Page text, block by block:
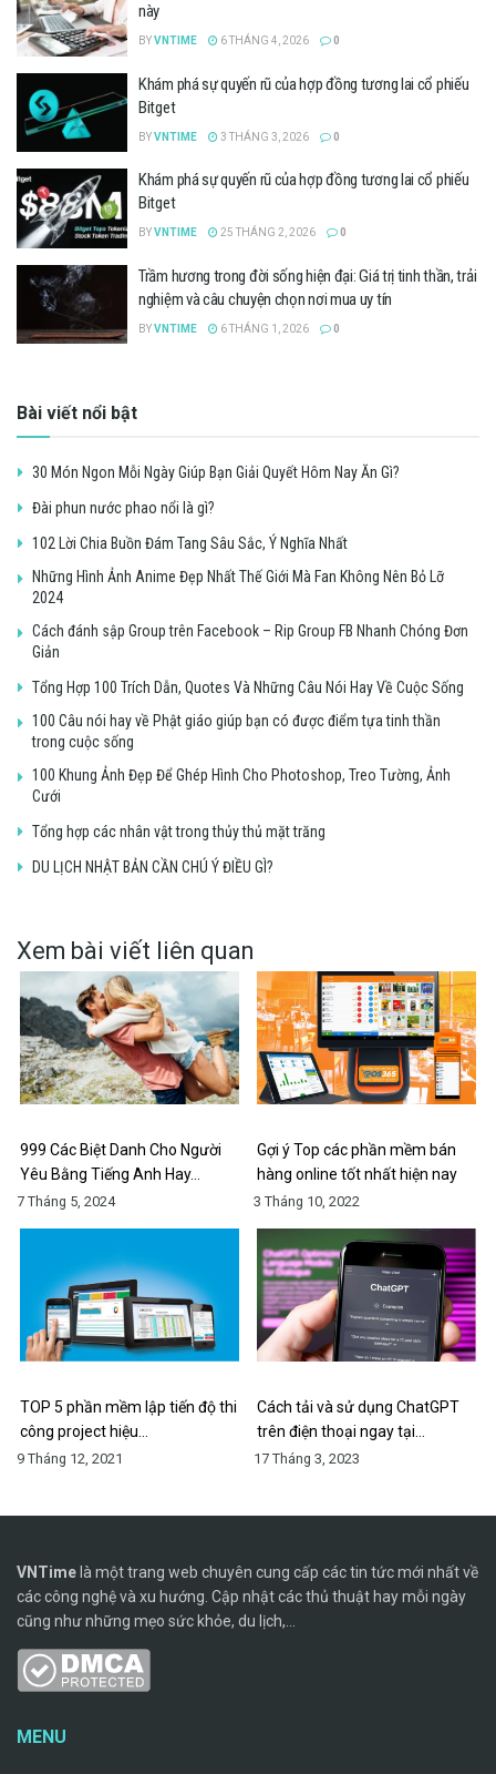
này
BYVNTIME 6 THÁNG 4, 2026 0
Khám phá sự quyến rũ của hợp đồng tương lai cổ phiếu
Bitget
BYVNTIME 3 THÁNG 3, 2026 0
Khám phá sự quyến rũ của hợp đồng tương lai cổ phiếu
Bitget
BYVNTIME 25 THÁNG 2, 2026 0
Trầm hương trong đời sống hiện đại: Giá trị tinh thần, trải
nghiệm và câu chuyện chọn nơi mua uy tín
BYVNTIME 6 THÁNG 1, 2026 0
Bài viết nổi bật
30 Món Ngon Mỗi Ngày Giúp Bạn Giải Quyết Hôm Nay Ăn Gì?
Đài phun nước phao nổi là gì?
102 Lời Chia Buồn Đám Tang Sâu Sắc, Ý Nghĩa Nhất
Những Hình Ảnh Anime Đẹp Nhất Thế Giới Mà Fan Không Nên Bỏ Lỡ
2024
Cách đánh sập Group trên Facebook – Rip Group FB Nhanh Chóng Đơn
Giản
Tổng Hợp 100 Trích Dẫn, Quotes Và Những Câu Nói Hay Về Cuộc Sống
100 Câu nói hay về Phật giáo giúp bạn có được điểm tựa tinh thần
trong cuộc sống
100 Khung Ảnh Đẹp Để Ghép Hình Cho Photoshop, Treo Tường, Ảnh
Cưới
Tổng hợp các nhân vật trong thủy thủ mặt trăng
DU LỊCH NHẬT BẢN CẦN CHÚ Ý ĐIỀU GÌ?
Xem bài viết liên quan
999 Các Biệt Danh Cho Người
Yêu Bằng Tiếng Anh Hay…
7 Tháng 5, 2024
Gợi ý Top các phần mềm bán
hàng online tốt nhất hiện nay
3 Tháng 10, 2022
TOP 5 phần mềm lập tiến độ thi
công project hiệu…
9 Tháng 12, 2021
Cách tải và sử dụng ChatGPT
trên điện thoại ngay tại…
17 Tháng 3, 2023
VNTime là một trang web chuyên cung cấp các tin tức mới nhất về
các công nghệ và xu hướng. Cập nhật các thủ thuật hay mỗi ngày
cũng như những mẹo sức khỏe, du lịch,...
MENU